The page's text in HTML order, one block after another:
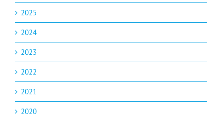
2025
2024
2023
2022
2021
2020